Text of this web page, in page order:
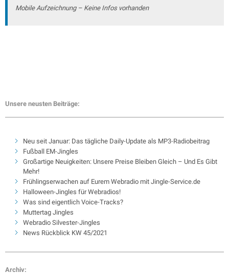
Mobile Aufzeichnung – Keine Infos vorhanden
Unsere neusten Beiträge:
Neu seit Januar: Das tägliche Daily-Update als MP3-Radiobeitrag
Fußball EM-Jingles
Großartige Neuigkeiten: Unsere Preise Bleiben Gleich – Und Es Gibt
Mehr!
Frühlingserwachen auf Eurem Webradio mit Jingle-Service.de
Halloween-Jingles für Webradios!
Was sind eigentlich Voice-Tracks?
Muttertag Jingles
Webradio Silvester-Jingles
News Rückblick KW 45/2021
Archiv: